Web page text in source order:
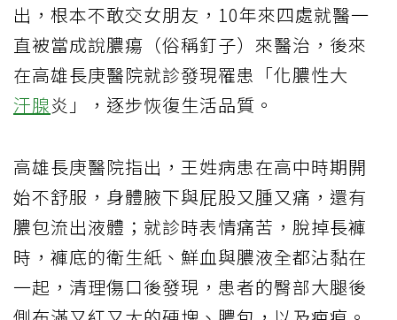
出，根本不敢交女朋友，10年來四處就醫一
直被當成說膿瘍（俗稱釘子）來醫治，後來
在高雄長庚醫院就診發現罹患「化膿性大
汗腺炎」，逐步恢復生活品質。
高雄長庚醫院指出，王姓病患在高中時期開
始不舒服，身體腋下與屁股又腫又痛，還有
膿包流出液體；就診時表情痛苦，脫掉長褲
時，褲底的衛生紙、鮮血與膿液全都沾黏在
一起，清理傷口後發現，患者的臀部大腿後